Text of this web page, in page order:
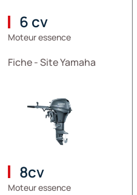
6 cv
Moteur essence
Fiche - Site Yamaha
8cv
Moteur essence